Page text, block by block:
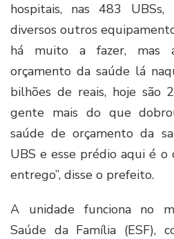
hospitais, nas 483 UBSs,
diversos outros
há muito a fazer, mas
orçamento da saúde lá
bilhões de reais, hoje são
gente mais do que
saúde de orçamento da
UBS e esse prédio aqui é
entrego”, disse o prefeito.
A unidade funciona no
Saúde da Família (ESF),